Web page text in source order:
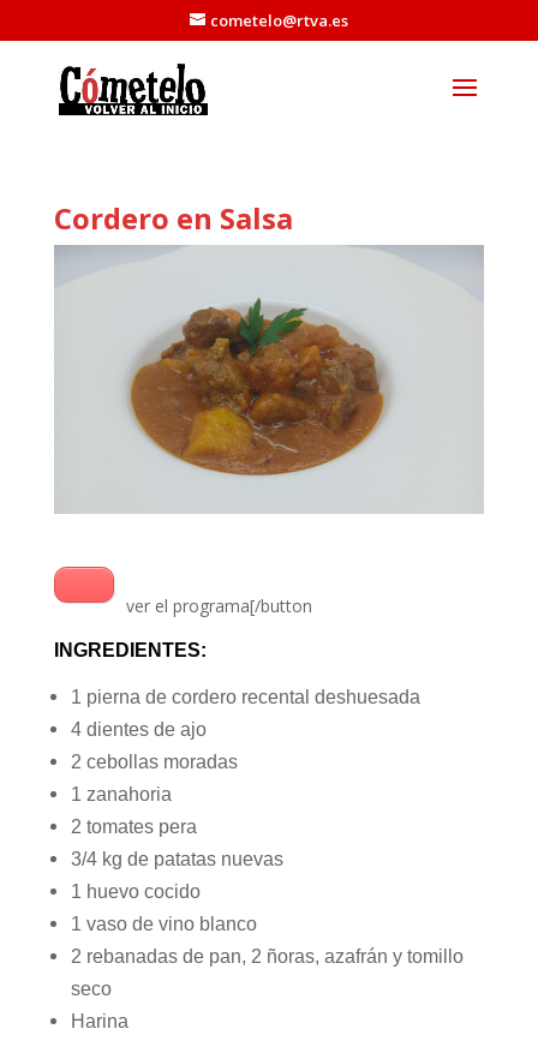
cometelo@rtva.es
Cordero en Salsa
ver el programa[/button
INGREDIENTES:
1 pierna de cordero recental deshuesada
4 dientes de ajo
2 cebollas moradas
1 zanahoria
2 tomates pera
3/4 kg de patatas nuevas
1 huevo cocido
1 vaso de vino blanco
2 rebanadas de pan, 2 ñoras, azafrán y tomillo
seco
Harina